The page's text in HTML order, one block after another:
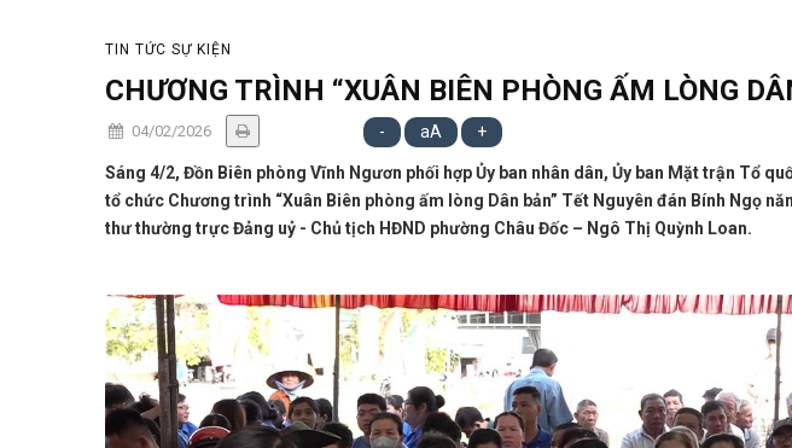
TIN TỨC SỰ KIỆN
CHƯƠNG TRÌNH “XUÂN BIÊN PHÒNG ẤM LÒNG
04/02/2026 - aA +
Sáng 4/2, Đồn Biên phòng Vĩnh Ngươn phối hợp Ủy ban nhân dân, Ủy ban Mặt trận Tổ
tổ chức Chương trình “Xuân Biên phòng ấm lòng Dân bản” Tết Nguyên đán Bính Ngọ
thư thường trực Đảng uỷ - Chủ tịch HĐND phường Châu Đốc – Ngô Thị Quỳnh Loan.